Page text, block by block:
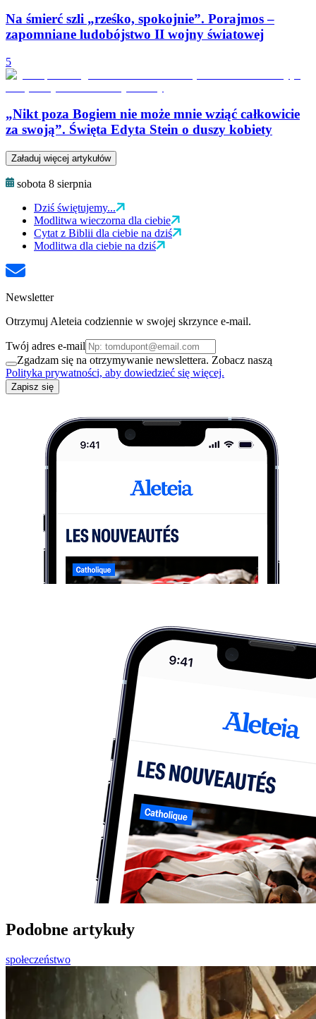
Na śmierć szli „rześko, spokojnie”. Porajmos –
zapomniane ludobójstwo II wojny światowej
5
„Nikt poza Bogiem nie może mnie wziąć całkowicie
za swoją”. Święta Edyta Stein o duszy kobiety
Załaduj więcej artykułów
sobota 8 sierpnia
Dziś świętujemy...
Modlitwa wieczorna dla ciebie
Cytat z Biblii dla ciebie na dziś
Modlitwa dla ciebie na dziś
Newsletter
Otrzymuj Aleteia codziennie w swojej skrzynce e-mail.
Twój adres e-mail
Zgadzam się na otrzymywanie newslettera. Zobacz naszą
Polityka prywatności, aby dowiedzieć się więcej.
Zapisz się
Podobne artykuły
społeczeństwo